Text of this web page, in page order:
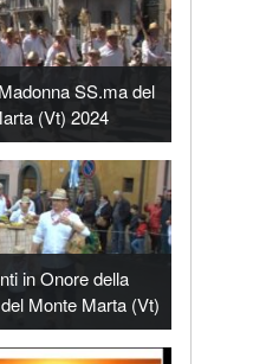
SS.ma del
(Vt) 2024
in Onore della
Monte Marta (Vt)